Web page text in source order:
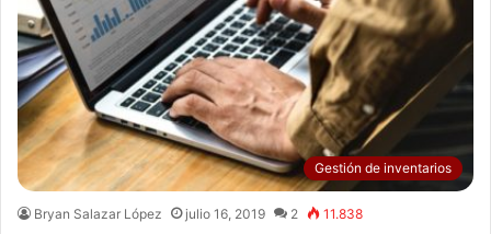
Gestión de inventarios
Bryan Salazar López julio 16, 2019 2 11.838